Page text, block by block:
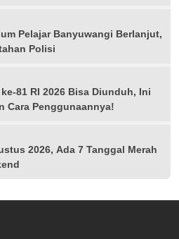
Pelajar Banyuwangi Berlanjut,
Polisi
81 RI 2026 Bisa Diunduh, Ini
Cara Penggunaannya!
2026, Ada 7 Tanggal Merah